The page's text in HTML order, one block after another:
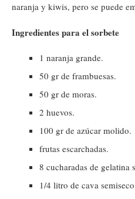
naranja y kiwis, pero se puede
Ingredientes para el sorbete
1 naranja grande.
50 gr de frambuesas.
50 gr de moras.
2 huevos.
100 gr de azúcar molido.
frutas escarchadas.
8 cucharadas de gelatina
1/4 litro de cava